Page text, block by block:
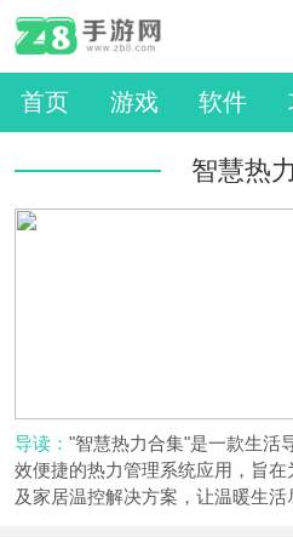
首页 游戏 软件
智慧热
导读："智慧热力合集"是一款生活
效便捷的热力管理系统应用，旨
及家居温控解决方案，让温暖生